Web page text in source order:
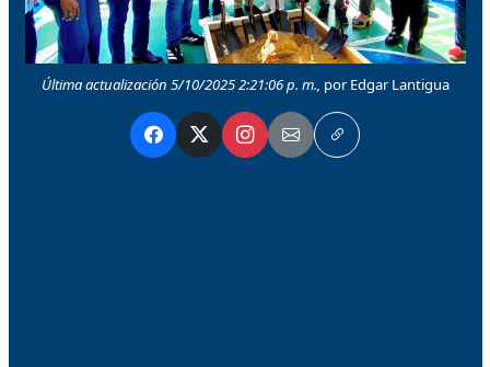
Última actualización 5/10/2025 2:21:06 p. m., por Edgar Lantigua